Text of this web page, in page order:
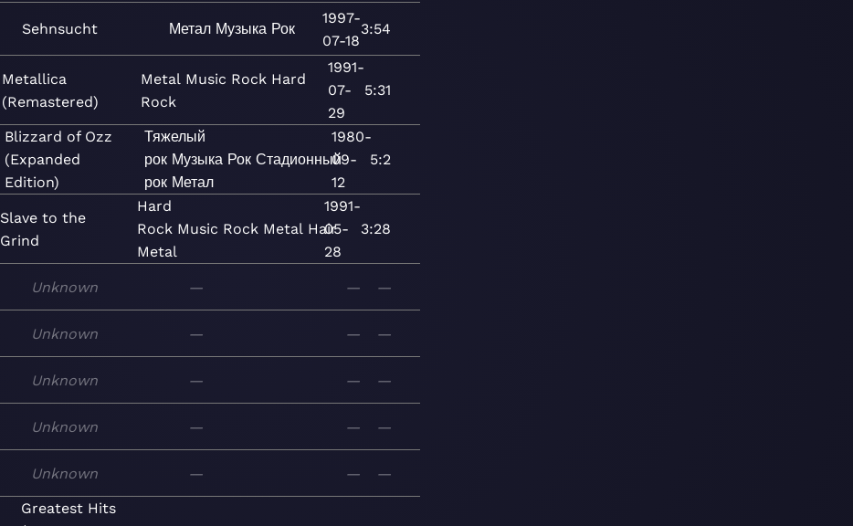
Sehnsucht Метал Музыка Рок
1997-
07-18
3:54
Metallica
(Remastered)
Metal Music Rock Hard
Rock
1991-
07-
29
5:31
Blizzard of Ozz
(Expanded
Edition)
Тяжелый
рок Музыка Рок Стадионный
рок Метал
1980-
09-
12
5:2
Slave to the
Grind
Hard
Rock Music Rock Metal Hair
Metal
1991-
05-
28
3:28
Unknown — — —
Unknown — — —
Unknown — — —
Unknown — — —
Unknown — — —
Greatest Hits